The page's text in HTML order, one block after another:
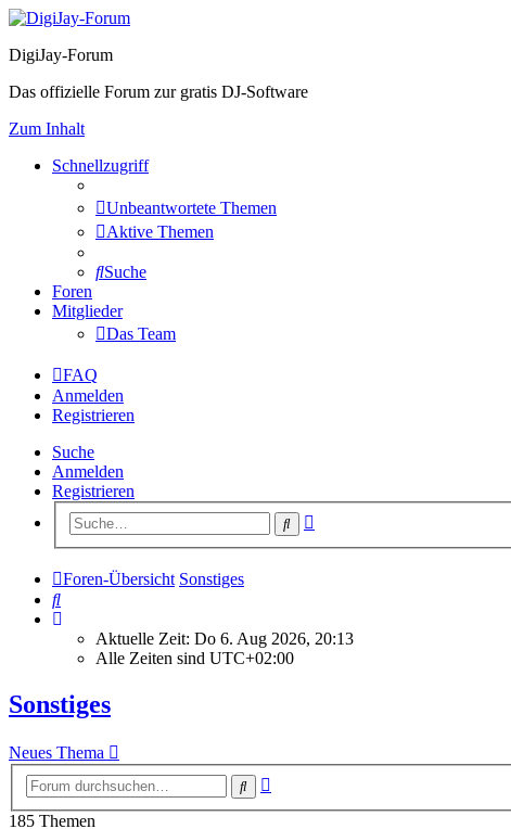
DigiJay-Forum
Das offizielle Forum zur gratis DJ-Software
Zum Inhalt
Schnellzugriff
Unbeantwortete Themen
Aktive Themen
Suche
Foren
Mitglieder
Das Team
FAQ
Anmelden
Registrieren
Suche
Anmelden
Registrieren
Suche
Foren-Übersicht Sonstiges
Suche
Aktuelle Zeit: Do 6. Aug 2026, 20:13
Alle Zeiten sind UTC+02:00
Sonstiges
Neues Thema
Suche
185 Themen